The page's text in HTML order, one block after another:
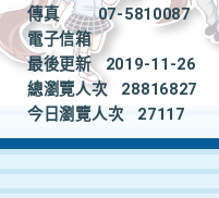
傳真
07-5810087
電子信箱
最後更新
2019-11-26
總瀏覽人次
28816827
今日瀏覽人次
27117